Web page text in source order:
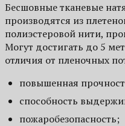
Бесшовные тканевые
производятся из
полиэстеровой нити,
Могут достигать до 5
отличия от пленочных
повышенная
способность
пожаробезопасность;